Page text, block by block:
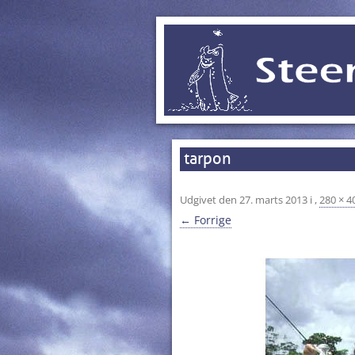
tarpon
Udgivet den 27. marts 2013 i ,280 ×
← Forrige